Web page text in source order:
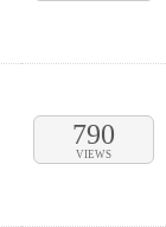
790
VIEWS